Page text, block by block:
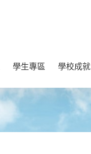
學生專區 學校成就